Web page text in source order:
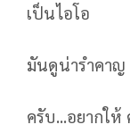
เป็นไอโอ
มันดูน่ารำคาญ
ครับ...อยากใ